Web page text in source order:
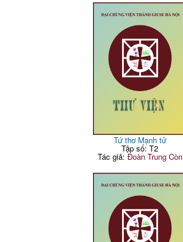
Tứ thơ Mạnh tử
Tập số: T2
Tác giả: Đoàn Trung Còn